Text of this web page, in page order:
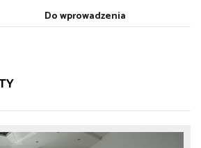
Do wprowadzenia